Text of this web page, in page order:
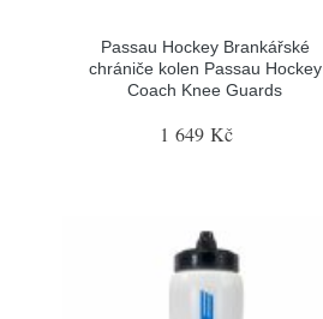
Passau Hockey Brankářské
chrániče kolen Passau Hockey
Coach Knee Guards
1 649 Kč